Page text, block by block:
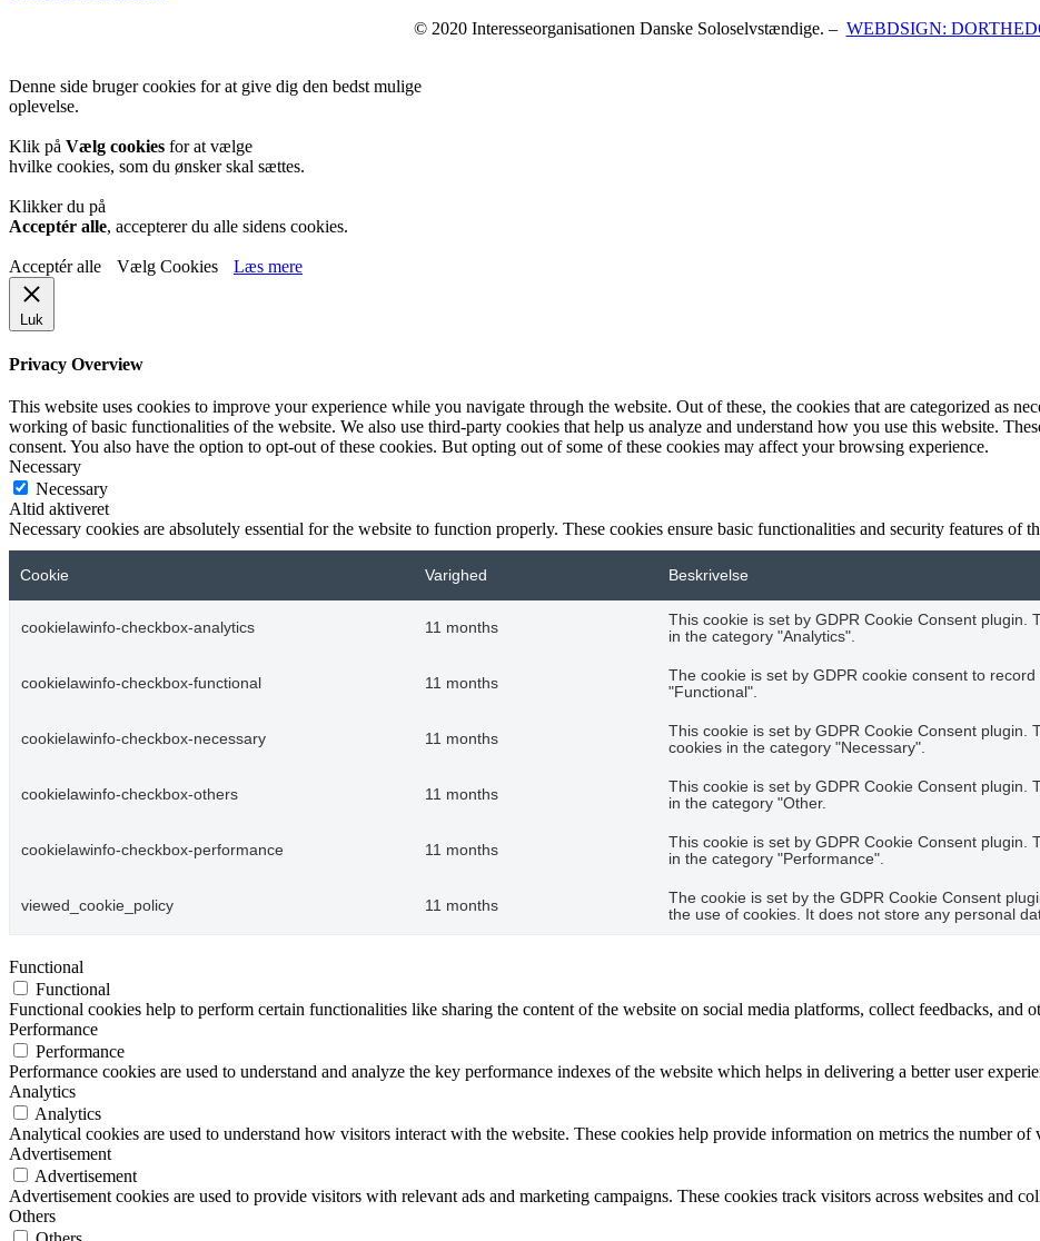
© 2020 Interesseorganisationen Danske Soloselvstændige. – WEBDSIGN:
Denne side bruger cookies for at give dig den bedst mulige
oplevelse.
Klik på Vælg cookies for at vælge
hvilke cookies, som du ønsker skal sættes.
Klikker du på
Acceptér alle, accepterer du alle sidens cookies.
Acceptér alle Vælg Cookies Læs mere
Luk
Privacy Overview
This website uses cookies to improve your experience while you navigate through the website. Out of these, the cookies that are categorized as
working of basic functionalities of the website. We also use third-party cookies that help us analyze and understand how you use this website.
consent. You also have the option to opt-out of these cookies. But opting out of some of these cookies may affect your browsing experience.
Necessary
Necessary
Altid aktiveret
Necessary cookies are absolutely essential for the website to function properly. These cookies ensure basic functionalities and security features of
Cookie Varighed Beskrivelse
cookielawinfo-checkbox-analytics 11 months
This cookie is set by GDPR Cookie Consent
in the category "Analytics".
cookielawinfo-checkbox-functional 11 months
The cookie is set by GDPR cookie consent to
"Functional".
cookielawinfo-checkbox-necessary 11 months
This cookie is set by GDPR Cookie Consent
cookies in the category "Necessary".
cookielawinfo-checkbox-others 11 months
This cookie is set by GDPR Cookie Consent
in the category "Other.
cookielawinfo-checkbox-performance 11 months
This cookie is set by GDPR Cookie Consent
in the category "Performance".
viewed_cookie_policy 11 months
The cookie is set by the GDPR Cookie Consent
the use of cookies. It does not store any personal
Functional
Functional
Functional cookies help to perform certain functionalities like sharing the content of the website on social media platforms, collect feedbacks, and
Performance
Performance
Performance cookies are used to understand and analyze the key performance indexes of the website which helps in delivering a better user
Analytics
Analytics
Analytical cookies are used to understand how visitors interact with the website. These cookies help provide information on metrics the number of
Advertisement
Advertisement
Advertisement cookies are used to provide visitors with relevant ads and marketing campaigns. These cookies track visitors across websites and
Others